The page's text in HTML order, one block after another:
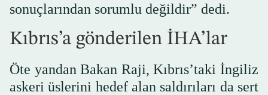
sonuçlarından sorumlu değildir” dedi.
Kıbrıs’a gönderilen İHA’lar
Öte yandan Bakan Raji, Kıbrıs’taki İngiliz
askeri üslerini hedef alan saldırıları da sert